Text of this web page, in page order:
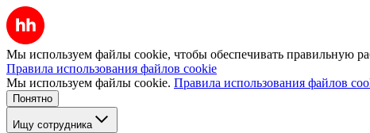
Мы используем файлы cookie, чтобы обеспечивать правильную
Правила использования файлов cookie
Мы используем файлы cookie. Правила использования файлов
Понятно
Ищу сотрудника